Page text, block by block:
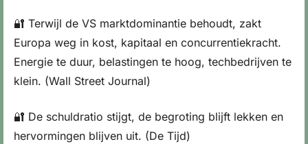
🔐 Terwijl de VS marktdominantie behoudt, zakt
Europa weg in kost, kapitaal en concurrentiekracht.
Energie te duur, belastingen te hoog, techbedrijven te
klein. (Wall Street Journal)
🔐 De schuldratio stijgt, de begroting blijft lekken en
hervormingen blijven uit. (De Tijd)